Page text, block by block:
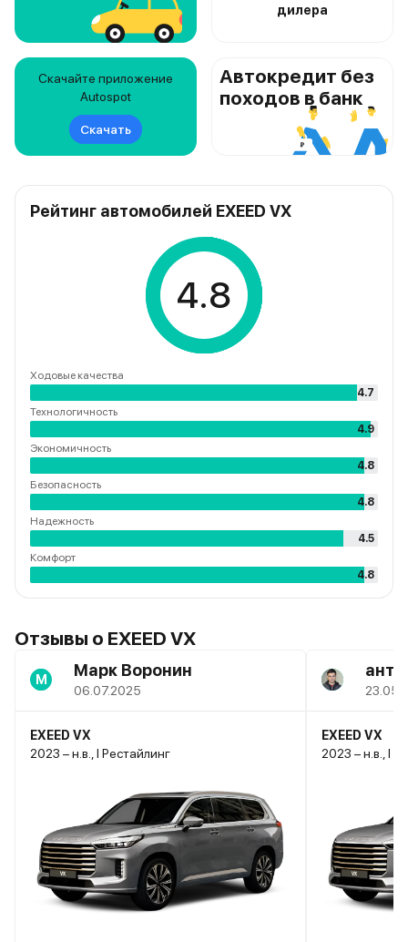
дилера
Скачайте приложение
Autospot
Скачать
Автокредит без
походов в банк
Рейтинг автомобилей EXEED VX
4.8
Ходовые качества
4.7
Технологичность
4.9
Экономичность
4.8
Безопасность
4.8
Надежность
4.5
Комфорт
4.8
Отзывы о EXEED VX
М Марк Воронин
06.07.2025
EXEED VX
2023 – н.в., I Рестайлинг
EXEED VX
2023 – н.в., I